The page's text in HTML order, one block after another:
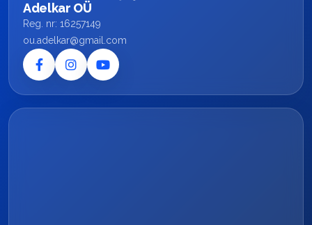
Adelkar OÜ
Reg. nr: 16257149
ou.adelkar@gmail.com